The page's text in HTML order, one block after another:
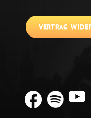
VERTRAG